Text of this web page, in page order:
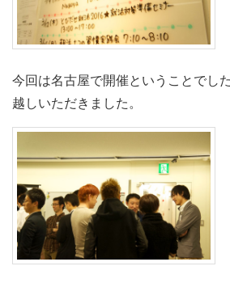
今回は名古屋で開催ということでし
越しいただきました。